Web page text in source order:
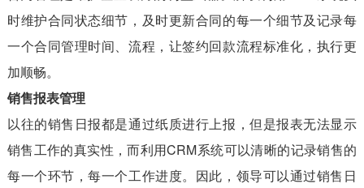
时维护合同状态细节，及时更新合同的每一个细节及记录每
一个合同管理时间、流程，让签约回款流程标准化，执行更
加顺畅。
销售报表管理
以往的销售日报都是通过纸质进行上报，但是报表无法显示
销售工作的真实性，而利用CRM系统可以清晰的记录销售的
每一个环节，每一个工作进度。因此，领导可以通过销售日